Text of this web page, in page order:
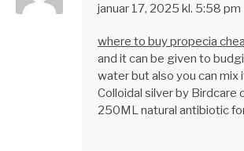
januar 17, 2025 kl. 5:58 pm
where to buy propecia
and it can be given to
water but also you can mix
Colloidal silver by Birdcare
250ML natural antibiotic